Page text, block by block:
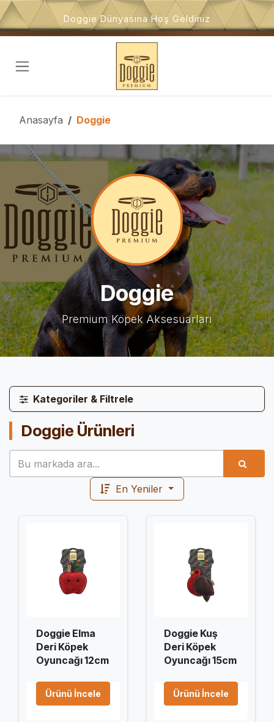
İçeriğe atla
Doggie Dünyasına Hoş Geldiniz
Anasayfa Doggie
Doggie
Premium Köpek Aksesuarları
Kategoriler & Filtrele
Doggie Ürünleri
En Yeniler
Doggie Elma
Deri Köpek
Oyuncağı 12cm
Ürünü İncele
Doggie Kuş
Deri Köpek
Oyuncağı 15cm
Ürünü İncele